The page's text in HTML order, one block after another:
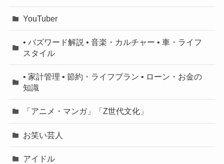
YouTuber
• バズワード解説 • 音楽・カルチャー • 車・ライフ
スタイル
• 家計管理 • 節約・ライフプラン • ローン・お金の
知識
「アニメ・マンガ」「Z世代文化」
お笑い芸人
アイドル